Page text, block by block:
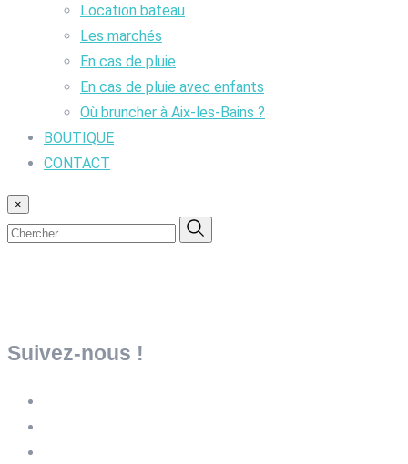
Location bateau
Les marchés
En cas de pluie
En cas de pluie avec enfants
Où bruncher à Aix-les-Bains ?
BOUTIQUE
CONTACT
×
Suivez-nous !